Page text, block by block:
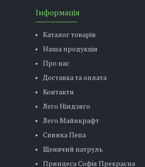
Інформація
Каталог товарів
Наша продукція
Про нас
Доставка та оплата
Контакти
Лего Ніндзяго
Лего Майнкрафт
Свинка Пепа
Щенячий патруль
Принцеса Софія Прекрасна